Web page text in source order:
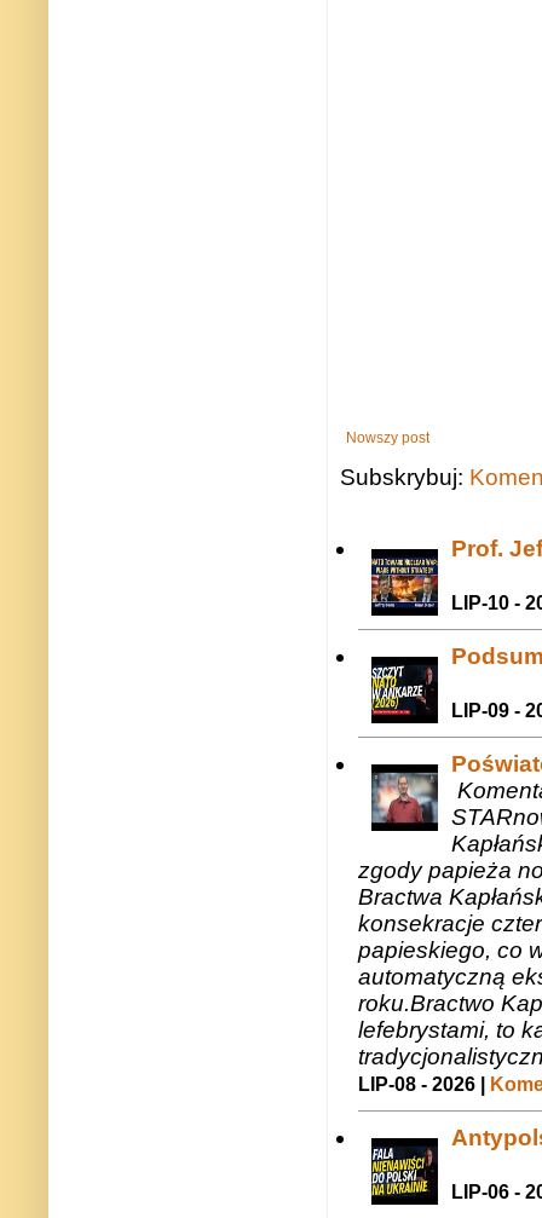
Nowszy post
Subskrybuj:
Prof.
LIP-10 -
LIP-09 -
zgody papieża
Bractwa
konsekracje
papieskiego, co
automatyczną
roku.Bractwo
lefebrystami, to
LIP-08 - 2026 |
LIP-06 -